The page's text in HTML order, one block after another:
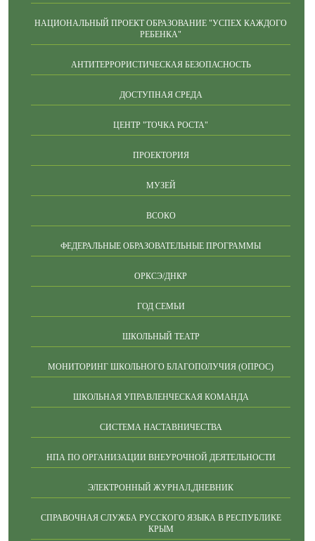
НАЦИОНАЛЬНЫЙ ПРОЕКТ ОБРАЗОВАНИЕ "УСПЕХ КАЖДОГО
РЕБЕНКА"
АНТИТЕРРОРИСТИЧЕСКАЯ БЕЗОПАСНОСТЬ
ДОСТУПНАЯ СРЕДА
ЦЕНТР "ТОЧКА РОСТА"
ПРОЕКТОРИЯ
МУЗЕЙ
ВСОКО
ФЕДЕРАЛЬНЫЕ ОБРАЗОВАТЕЛЬНЫЕ ПРОГРАММЫ
ОРКСЭ/ДНКР
ГОД СЕМЬИ
ШКОЛЬНЫЙ ТЕАТР
МОНИТОРИНГ ШКОЛЬНОГО БЛАГОПОЛУЧИЯ (ОПРОС)
ШКОЛЬНАЯ УПРАВЛЕНЧЕСКАЯ КОМАНДА
СИСТЕМА НАСТАВНИЧЕСТВА
НПА ПО ОРГАНИЗАЦИИ ВНЕУРОЧНОЙ ДЕЯТЕЛЬНОСТИ
ЭЛЕКТРОННЫЙ ЖУРНАЛ,ДНЕВНИК
СПРАВОЧНАЯ СЛУЖБА РУССКОГО ЯЗЫКА В РЕСПУБЛИКЕ
КРЫМ